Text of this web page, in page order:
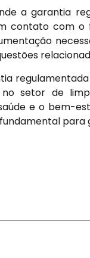
a garantia
contato com o
no setor de
e o bem-